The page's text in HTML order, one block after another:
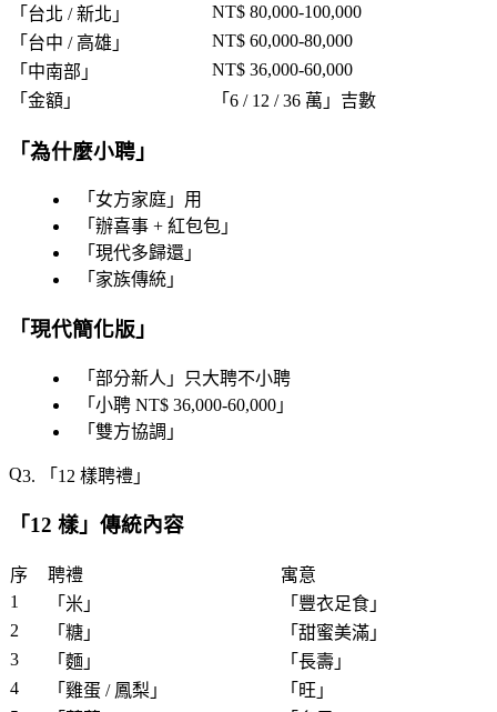
「 台北 / 新北 」
NT$ 80,000-100,000
「 台中 / 高雄 」
NT$ 60,000-80,000
「 中南部 」
NT$ 36,000-60,000
「 金額 」 「 6 / 12 / 36 萬 」吉數
「為什麼小聘 」
「 女方家庭 」用
「 辦喜事 + 紅包包 」
「 現代多歸還 」
「 家族傳統 」
「現代簡化版」
「 部分新人 」只大聘不小聘
「 小聘 NT$ 36,000-60,000 」
「 雙方協調 」
3. 「 12 樣聘禮 」
「 12 樣 」傳統內容
序 聘禮
寓意
1
「 米 」 「 豐衣足食 」
2
「 糖 」 「 甜蜜美滿 」
3
「 麵 」 「 長壽 」
4
「 雞蛋 / 鳳梨 」 「 旺 」